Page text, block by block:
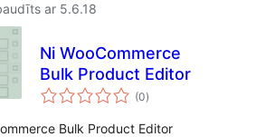
ar 5.6.18
Ni WooCommerce
Bulk Product Editor
(0vērtējumu
kopsumma
)
Bulk Product Editor